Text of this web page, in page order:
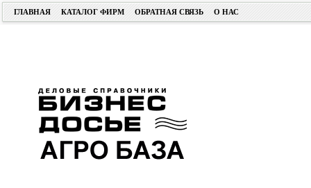
ГЛАВНАЯ КАТАЛОГ ФИРМ ОБРАТНАЯ СВЯЗЬ О НАС